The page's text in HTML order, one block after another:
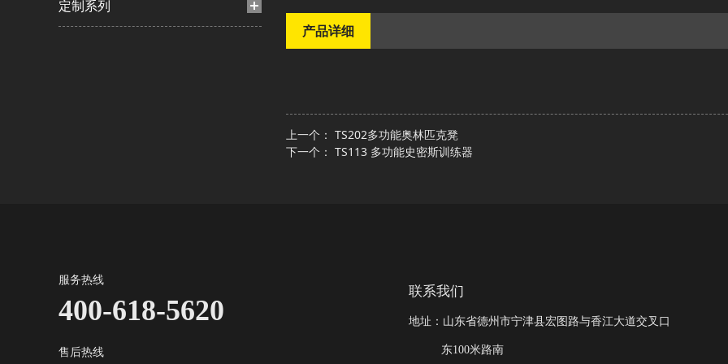
定制系列
产品详细
上一个： TS202多功能奥林匹克凳
下一个： TS113 多功能史密斯训练器
服务热线
400-618-5620
售后热线
联系我们
地址：山东省德州市宁津县宏图路与香江大道交叉口
东100米路南